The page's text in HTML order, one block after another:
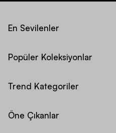
En Sevilenler
Popüler Koleksiyonlar
Trend Kategoriler
Öne Çıkanlar